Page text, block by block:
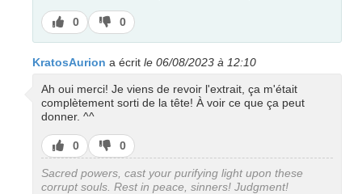
J’aime
0
J’aime
pas
0
KratosAurion a écrit le 06/08/2023 à 12:10
Ah oui merci! Je viens de revoir l'extrait, ça m'était
complètement sorti de la tête! À voir ce que ça peut
donner. ^^
J’aime
0
J’aime
pas
0
Sacred powers, cast your purifying light upon these
corrupt souls. Rest in peace, sinners! Judgment!